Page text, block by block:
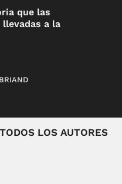
que las
a la
TODOS LOS AUTORES